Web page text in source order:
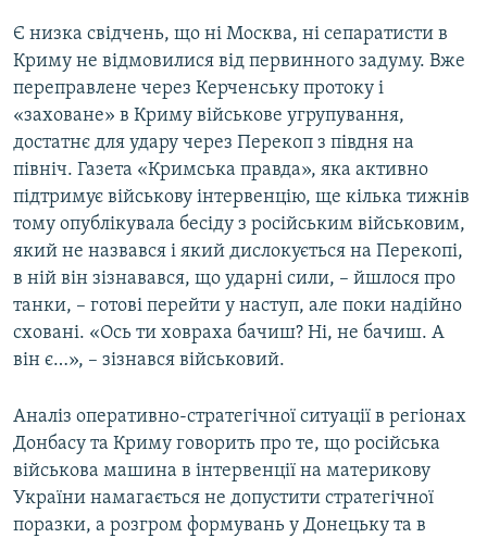
Є низка свідчень, що ні Москва, ні сепаратисти в
Криму не відмовилися від первинного задуму. Вже
переправлене через Керченську протоку і
«заховане» в Криму військове угрупування,
достатнє для удару через Перекоп з півдня на
північ. Газета «Кримська правда», яка активно
підтримує військову інтервенцію, ще кілька тижнів
тому опублікувала бесіду з російським військовим,
який не назвався і який дислокується на Перекопі,
в ній він зізнавався, що ударні сили, – йшлося про
танки, – готові перейти у наступ, але поки надійно
сховані. «Ось ти ховраха бачиш? Ні, не бачиш. А
він є…», – зізнався військовий.
Аналіз оперативно-стратегічної ситуації в регіонах
Донбасу та Криму говорить про те, що російська
військова машина в інтервенції на материкову
України намагається не допустити стратегічної
поразки, а розгром формувань у Донецьку та в